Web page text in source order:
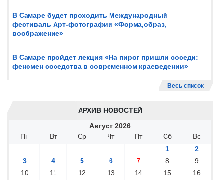
В Самаре будет проходить Международный
фестиваль Арт-фотографии «Форма,образ,
воображение»
В Самаре пройдет лекция «На пирог пришли соседи:
феномен соседства в современном краеведении»
Весь список
АРХИВ НОВОСТЕЙ
Август 2026
Пн
Вт Ср Чт Пт Сб
Вс
1
2
3
4 5 6 7 8
9
10
11 12 13 14 15
16